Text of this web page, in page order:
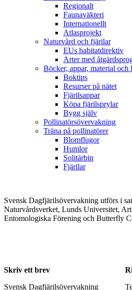
Regionalt
Faunaväkteri
Internationellt
Atlasprojekt
Naturvård och fjärilar
EUs habitatdirektiv
Arter med
Böcker, appar, material och
Boktips
Resurser på nätet
Fjärilsappar
Köpa fjärilsprylar
Bygg själv
Pollinatörsövervakning
Träna på pollinatörer
Blomflugor
Humlor
Solitärbin
Fjärilar
Svensk Dagfjärilsövervakning utförs i
Naturvårdsverket, Lunds Universitet,
Entomologiska Förening och Butterfly
Skriv ett brev
Svensk Dagfjärilsövervakning